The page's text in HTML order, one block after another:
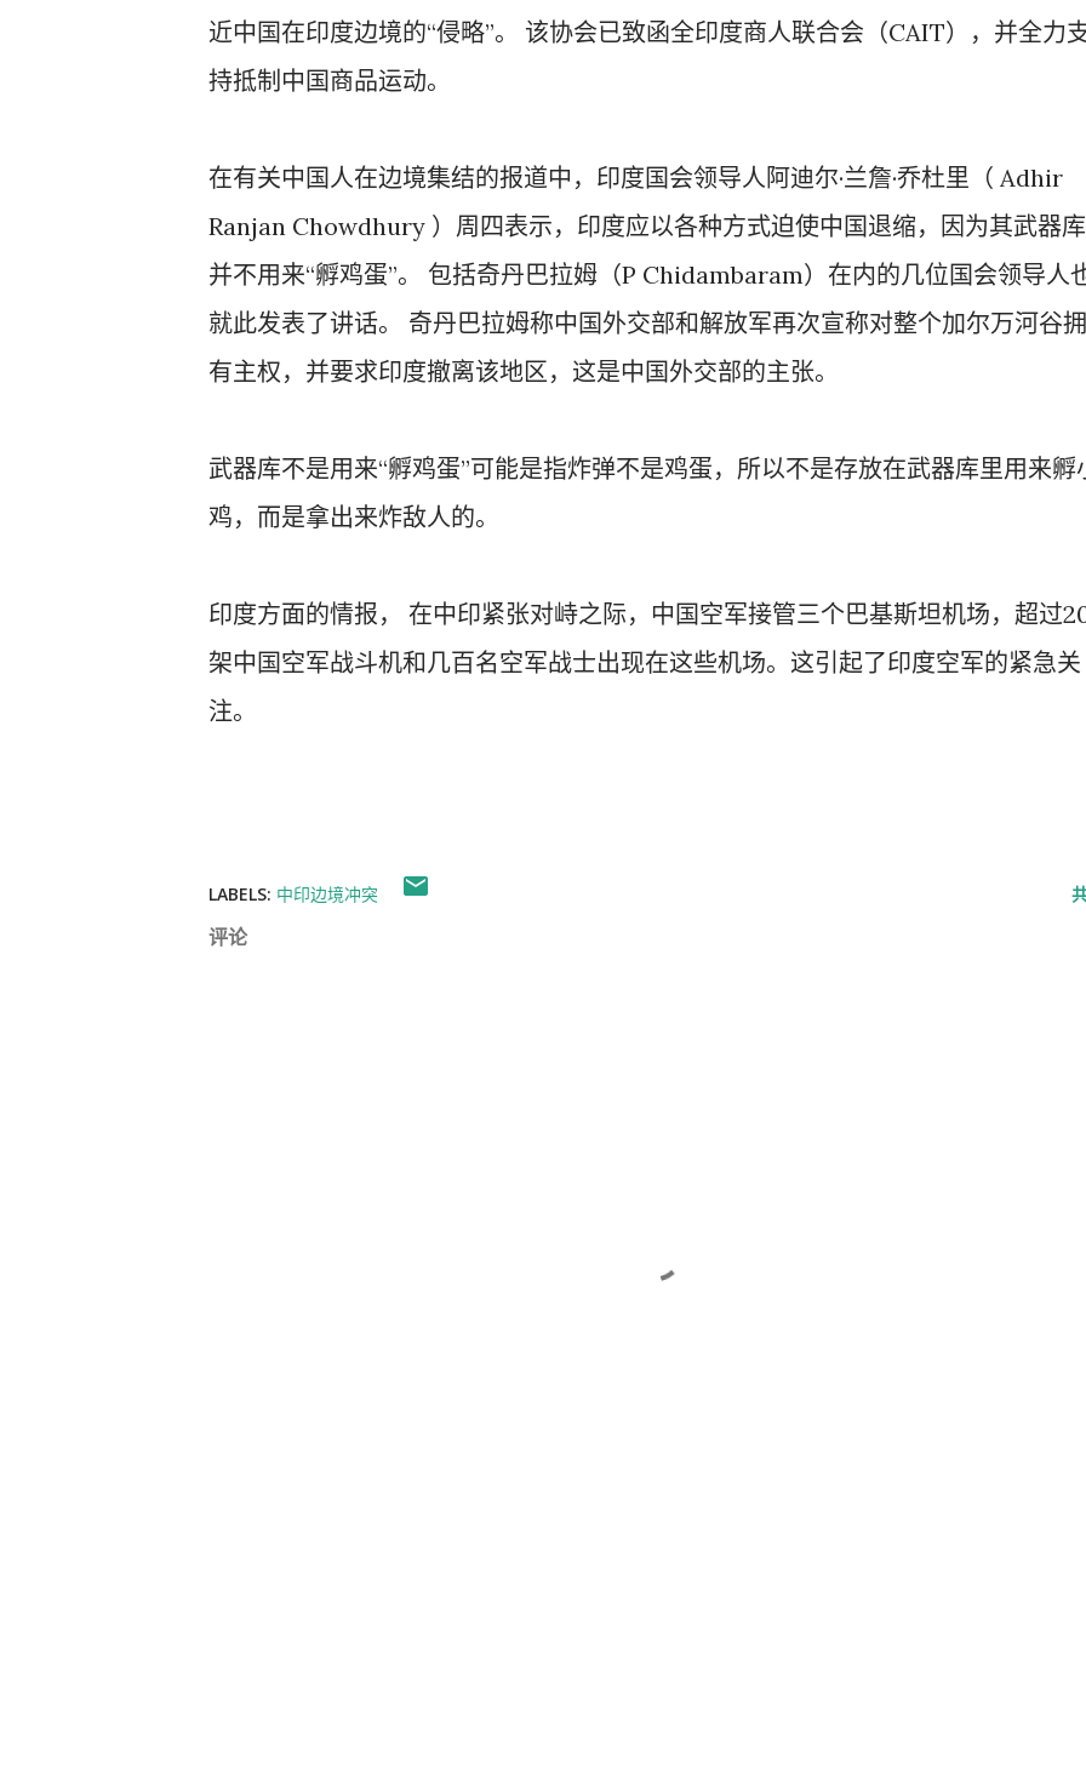
近中国在印度边境的“侵略”。 该协会已致函全印度商人联合会（CAIT），并全力
持抵制中国商品运动。
在有关中国人在边境集结的报道中，印度国会领导人阿迪尔·兰詹·乔杜里（ Adhir
Ranjan Chowdhury ）周四表示，印度应以各种方式迫使中国退缩，因为其武器库
并不用来“孵鸡蛋”。 包括奇丹巴拉姆（P Chidambaram）在内的几位国会领导人
就此发表了讲话。 奇丹巴拉姆称中国外交部和解放军再次宣称对整个加尔万河谷拥
有主权，并要求印度撤离该地区，这是中国外交部的主张。
武器库不是用来“孵鸡蛋”可能是指炸弹不是鸡蛋，所以不是存放在武器库里用来孵
鸡，而是拿出来炸敌人的。
印度方面的情报， 在中印紧张对峙之际，中国空军接管三个巴基斯坦机场，超过
架中国空军战斗机和几百名空军战士出现在这些机场。这引起了印度空军的紧急关
注。
LABELS: 中印边境冲突
评论